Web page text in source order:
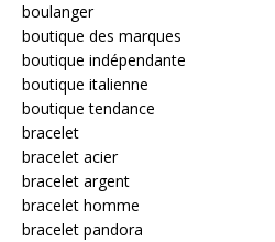
boulanger
boutique des marques
boutique indépendante
boutique italienne
boutique tendance
bracelet
bracelet acier
bracelet argent
bracelet homme
bracelet pandora